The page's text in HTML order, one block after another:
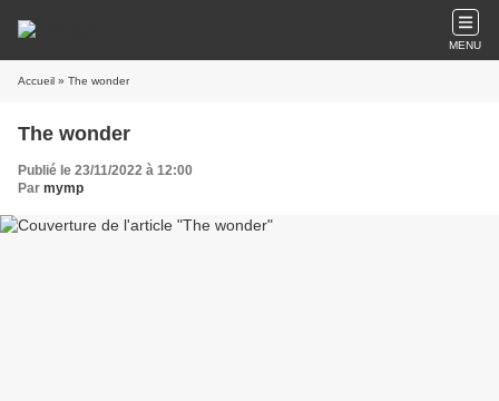
MENU
Accueil » The wonder
The wonder
Publié le 23/11/2022 à 12:00
Par mymp